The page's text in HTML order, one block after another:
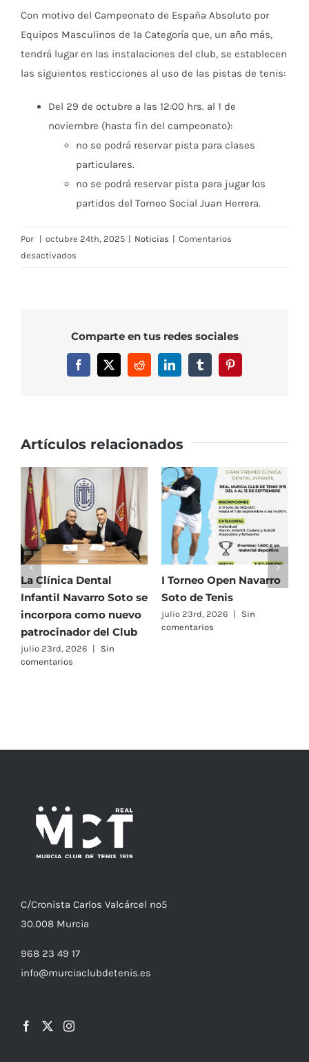
Con motivo del Campeonato de España Absoluto por
Equipos Masculinos de 1ª Categoría que, un año más,
tendrá lugar en las instalaciones del club, se establecen
las siguientes resticciones al uso de las pistas de tenis:
Del 29 de octubre a las 12:00 hrs. al 1 de
noviembre (hasta fin del campeonato):
no se podrá reservar pista para clases
particulares.
no se podrá reservar pista para jugar los
partidos del Torneo Social Juan Herrera.
Por | octubre 24th, 2025 | Noticias | Comentarios
desactivados
de
Tenis
del
de
Noviembre.
Comparte en tus redes sociales
Facebook
X RedditLinkedInTumblrPinterest
Artículos relacionados
La Clínica Dental
Infantil Navarro Soto se
incorpora como nuevo
patrocinador del Club
julio 23rd, 2026 |
Sin
comentarios
I Torneo Open Navarro
Soto de Tenis
julio 23rd, 2026 |
Sin
comentarios
C/Cronista Carlos Valcárcel nº5
30.008 Murcia
968 23 49 17
info@murciaclubdetenis.es